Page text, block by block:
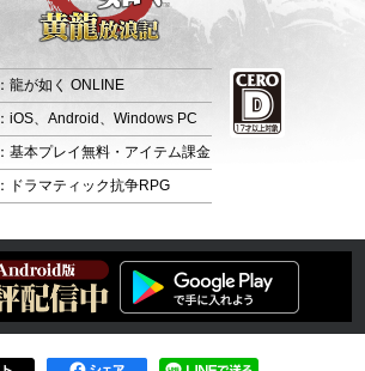
：龍が如く ONLINE
：iOS、Android、Windows PC
：基本プレイ無料・アイテム課金
：ドラマティック抗争RPG